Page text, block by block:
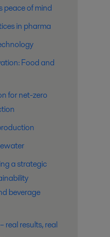
of mind
in pharma
Food and
for net-zero
a strategic
beverage
real results, real